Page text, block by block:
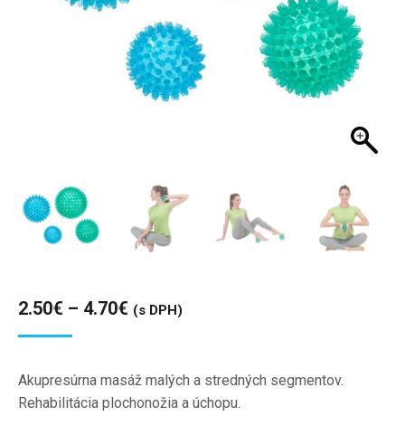
2.50€ – 4.70€ Price
through
(s DPH)
Akupresúrna masáž malých a stredných segmentov.
Rehabilitácia plochonožia a úchopu.